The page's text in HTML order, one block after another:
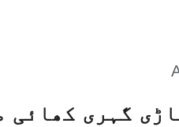
گہری